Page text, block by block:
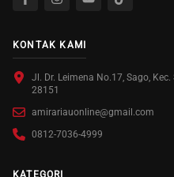
KONTAK KAMI
Jl. Dr. Leimena No.17, Sago,
28151
amirariauonline@gmail.com
0812-7036-4999